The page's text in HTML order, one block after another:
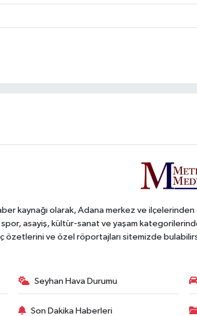
kaynağı olarak, Adana merkez ve ilçelerinden
spor, asayiş, kültür-sanat ve yaşam
özetlerini ve özel röportajları sitemizde
Seyhan Hava Durumu
Son Dakika Haberleri